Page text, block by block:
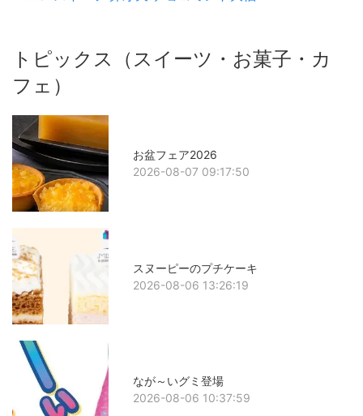
トピックス（スイーツ・お菓子・カ
フェ）
お盆フェア2026
2026-08-07 09:17:50
スヌーピーのプチケーキ
2026-08-06 13:26:19
なが～いグミ登場
2026-08-06 10:37:59